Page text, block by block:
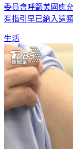
委員會呼籲美國應
有指引早已納入這
生活